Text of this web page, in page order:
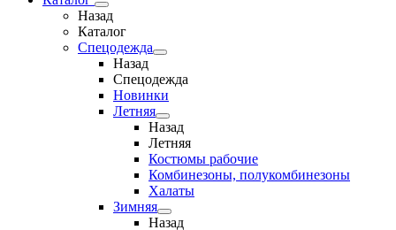
Назад
Каталог
Спецодежда
Назад
Спецодежда
Новинки
Летняя
Назад
Летняя
Костюмы рабочие
Комбинезоны, полукомбинезоны
Халаты
Зимняя
Назад